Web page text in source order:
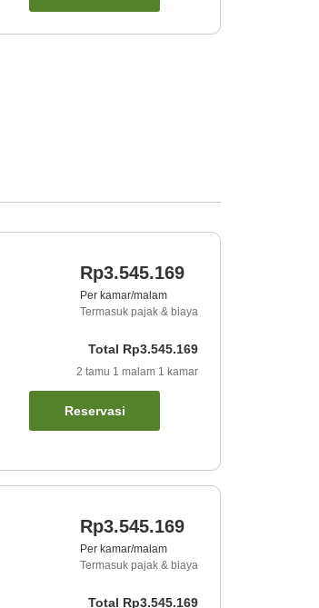
Rp3.545.169
Per kamar/malam
Termasuk pajak & biaya
Total Rp3.545.169
2 tamu 1 malam 1 kamar
Reservasi
Rp3.545.169
Per kamar/malam
Termasuk pajak & biaya
Total Rp3.545.169